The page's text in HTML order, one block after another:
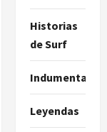
Historias
de Surf
Indumentaria
Leyendas